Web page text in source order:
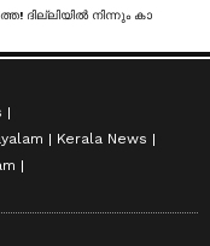
Kerala News